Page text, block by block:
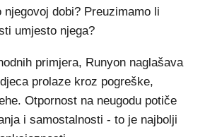
njegovoj dobi? Preuzimamo li
umjesto njega?
primjera, Runyon naglašava
prolaze kroz pogreške,
Otpornost na neugodu potiče
i samostalnosti - to je najbolji